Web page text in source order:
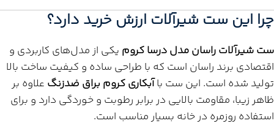
چرا این ست شیرآلات ارزش خرید دارد؟
ست شیرآلات راسان مدل درسا کروم یکی از مدل‌های کاربردی و
اقتصادی برند راسان است که با طراحی ساده و کیفیت ساخت بالا
تولید شده است. این ست باآبکاری کروم براق ضدزنگ علاوه بر
ظاهر زیبا، مقاومت بالایی در برابر رطوبت و خوردگی دارد و برای
استفاده روزمره در خانه بسیار مناسب است.